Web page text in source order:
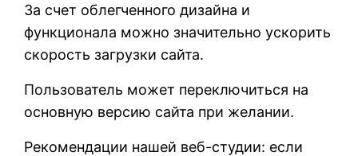
За счет облегченного дизайна и
функционала можно значительно ускорить
скорость загрузки сайта.
Пользователь может переключиться на
основную версию сайта при желании.
Рекомендации нашей веб-студии: если